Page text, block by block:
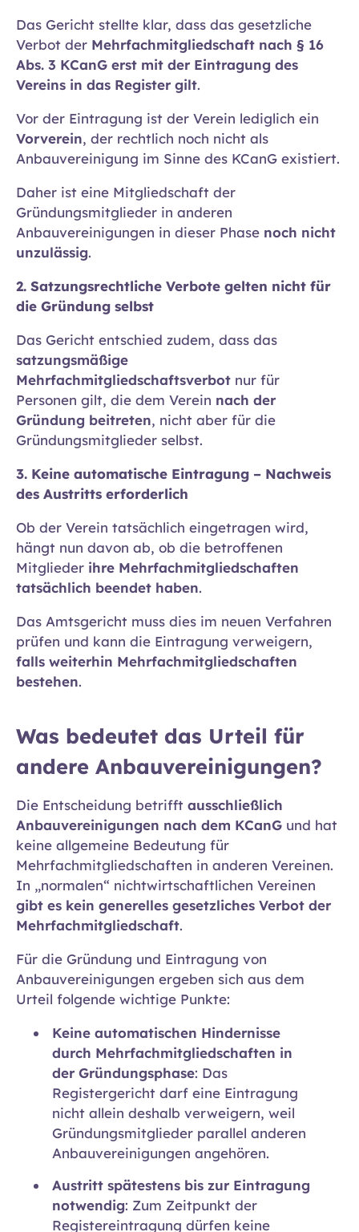
Das Gericht stellte klar, dass das gesetzliche
Verbot der Mehrfachmitgliedschaft nach § 16
Abs. 3 KCanG erst mit der Eintragung des
Vereins in das Register gilt.
Vor der Eintragung ist der Verein lediglich ein
Vorverein, der rechtlich noch nicht als
Anbauvereinigung im Sinne des KCanG existiert.
Daher ist eine Mitgliedschaft der
Gründungsmitglieder in anderen
Anbauvereinigungen in dieser Phase noch nicht
unzulässig.
2. Satzungsrechtliche Verbote gelten nicht für
die Gründung selbst
Das Gericht entschied zudem, dass das
satzungsmäßige
Mehrfachmitgliedschaftsverbot nur für
Personen gilt, die dem Verein nach der
Gründung beitreten, nicht aber für die
Gründungsmitglieder selbst.
3. Keine automatische Eintragung – Nachweis
des Austritts erforderlich
Ob der Verein tatsächlich eingetragen wird,
hängt nun davon ab, ob die betroffenen
Mitglieder ihre Mehrfachmitgliedschaften
tatsächlich beendet haben.
Das Amtsgericht muss dies im neuen Verfahren
prüfen und kann die Eintragung verweigern,
falls weiterhin Mehrfachmitgliedschaften
bestehen.
Was bedeutet das Urteil für
andere Anbauvereinigungen?
Die Entscheidung betrifft ausschließlich
Anbauvereinigungen nach dem KCanG und hat
keine allgemeine Bedeutung für
Mehrfachmitgliedschaften in anderen Vereinen.
In „normalen“ nichtwirtschaftlichen Vereinen
gibt es kein generelles gesetzliches Verbot der
Mehrfachmitgliedschaft.
Für die Gründung und Eintragung von
Anbauvereinigungen ergeben sich aus dem
Urteil folgende wichtige Punkte:
Keine automatischen Hindernisse
durch Mehrfachmitgliedschaften in
der Gründungsphase: Das
Registergericht darf eine Eintragung
nicht allein deshalb verweigern, weil
Gründungsmitglieder parallel anderen
Anbauvereinigungen angehören.
Austritt spätestens bis zur Eintragung
notwendig: Zum Zeitpunkt der
Registereintragung dürfen keine